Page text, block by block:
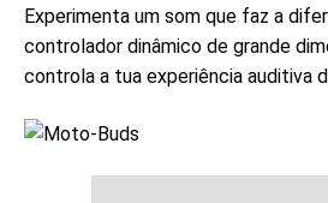
classificação
de cliente
Experimenta um som que faz a
controlador dinâmico de grande
controla a tua experiência auditiva